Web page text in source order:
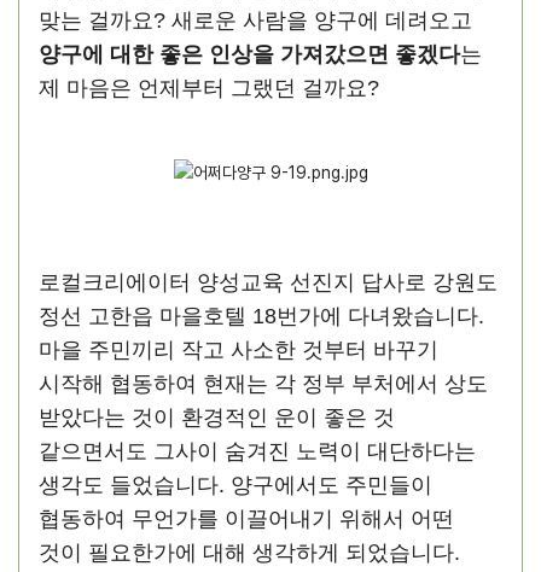
맞는 걸까요? 새로운 사람을 양구에 데려오고
양구에 대한 좋은 인상을 가져갔으면 좋겠다는
제 마음은 언제부터 그랬던 걸까요?
로컬크리에이터 양성교육 선진지 답사로 강원도
정선 고한읍 마을호텔 18번가에 다녀왔습니다.
마을 주민끼리 작고 사소한 것부터 바꾸기
시작해 협동하여 현재는 각 정부 부처에서 상도
받았다는 것이 환경적인 운이 좋은 것
같으면서도 그사이 숨겨진 노력이 대단하다는
생각도 들었습니다. 양구에서도 주민들이
협동하여 무언가를 이끌어내기 위해서 어떤
것이 필요한가에 대해 생각하게 되었습니다.